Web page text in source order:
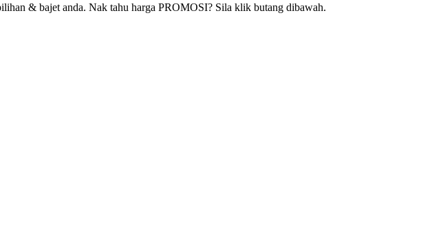
& bajet anda. Nak tahu harga PROMOSI? Sila klik butang dibawah.